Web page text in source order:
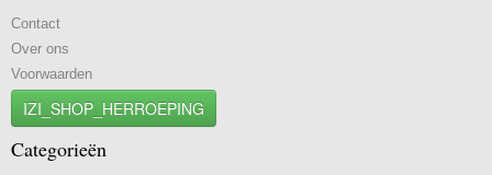
Contact
Over ons
Voorwaarden
IZI_SHOP_HERROEPING
Categorieën